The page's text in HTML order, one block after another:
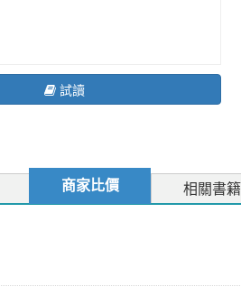
試讀
商家比價 相關書籍